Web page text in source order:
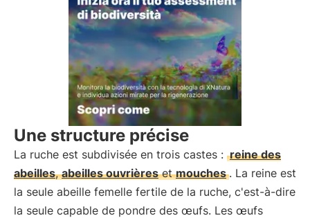
Une structure précise
La ruche est subdivisée en trois castes : reine des
abeilles,abeilles ouvrièresetmouches . La reine est
la seule abeille femelle fertile de la ruche, c'est-à-dire
la seule capable de pondre des œufs. Les œufs